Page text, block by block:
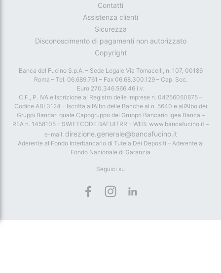
Contatti
Assistenza clienti
Sicurezza
Disconoscimento di pagamenti non autorizzato
Copyright
Banca del Fucino S.p.A. – Sede Legale Via Tomacelli, n. 107, 00186
Roma – Tel. 06.689.761 – Fax 06.68.300.129 – Cap. Soc.
Euro 270.346.566,46 i.v.
C.F., P. IVA e Iscrizione al Registro delle Imprese n. 04256050875 –
Codice ABI 3124 - Iscritta all’Albo delle Banche al n. 5640 e all’Albo dei
Gruppi Bancari quale Capogruppo del Gruppo Bancario Igea Banca –
REA n. 1458105 – SWIFTCODE BAFUITRR – WEB: www.bancafucino.it –
e-mail: direzione.generale@bancafucino.it
Aderente al Fondo Interbancario di Tutela Dei Depositi – Aderente al
Fondo Nazionale di Garanzia
Seguici su